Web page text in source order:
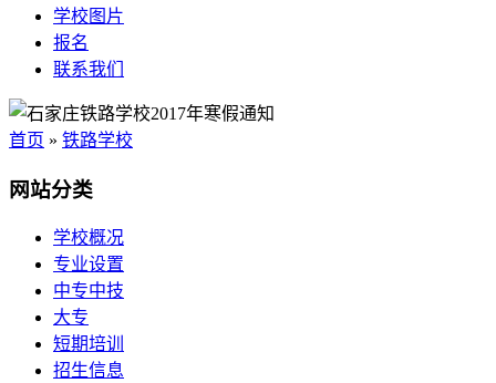
学校图片
报名
联系我们
首页 » 铁路学校
网站分类
学校概况
专业设置
中专中技
大专
短期培训
招生信息